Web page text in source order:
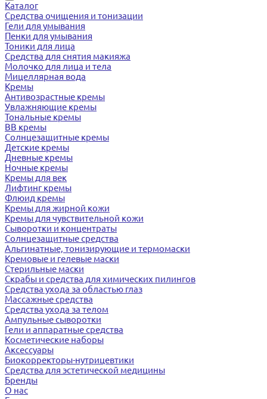
Каталог
Средства очищения и тонизации
Гели для умывания
Пенки для умывания
Тоники для лица
Средства для снятия макияжа
Молочко для лица и тела
Мицеллярная вода
Кремы
Антивозрастные кремы
Увлажняющие кремы
Тональные кремы
BB кремы
Солнцезащитные кремы
Детские кремы
Дневные кремы
Ночные кремы
Кремы для век
Лифтинг кремы
Флюид кремы
Кремы для жирной кожи
Кремы для чувствительной кожи
Сыворотки и концентраты
Солнцезащитные средства
Альгинатные, тонизирующие и термомаски
Кремовые и гелевые маски
Стерильные маски
Скрабы и средства для химических пилингов
Средства ухода за областью глаз
Массажные средства
Средства ухода за телом
Ампульные сыворотки
Гели и аппаратные средства
Косметические наборы
Аксессуары
Биокорректоры-нутрицевтики
Средства для эстетической медицины
Бренды
О нас